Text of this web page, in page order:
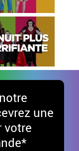
une
votre